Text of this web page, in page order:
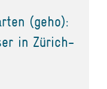
(geho):
in Zürich-